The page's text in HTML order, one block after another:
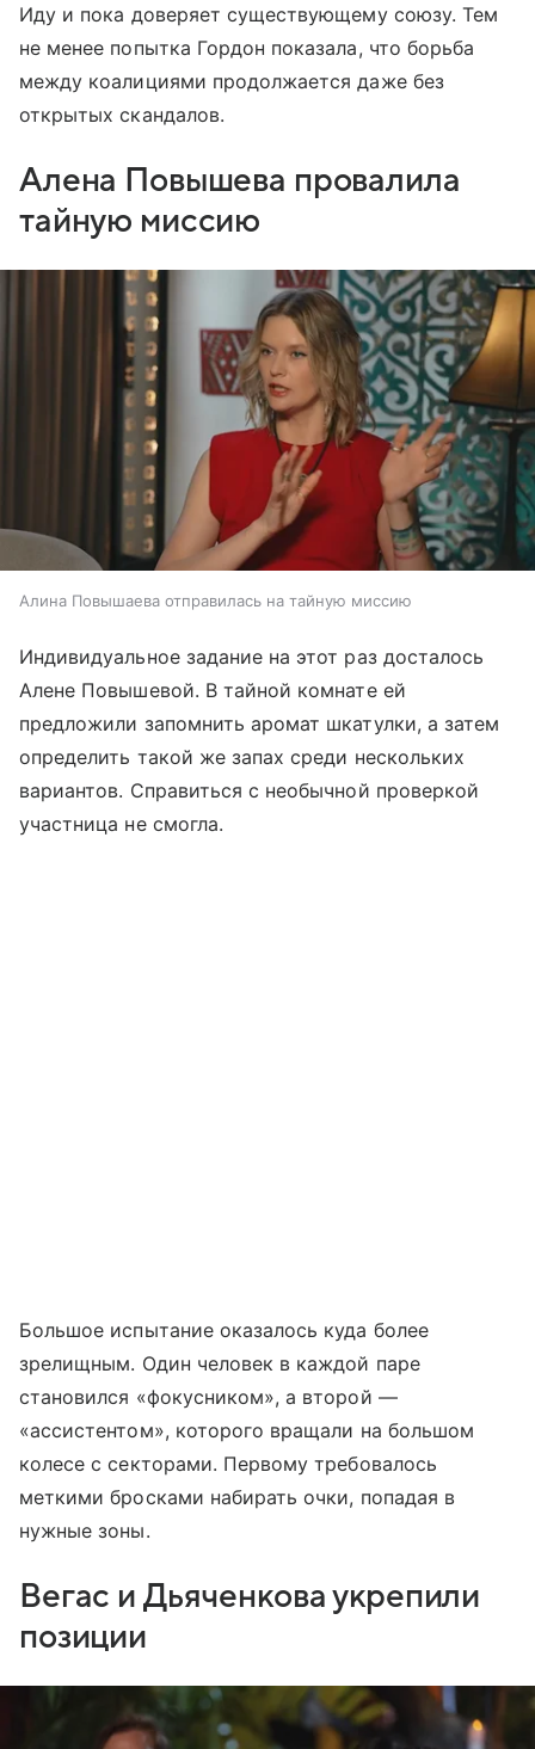
Иду и пока доверяет существующему союзу. Тем
не менее попытка Гордон показала, что борьба
между коалициями продолжается даже без
открытых скандалов.
Алена Повышева провалила
тайную миссию
Алина Повышаева отправилась на тайную миссию
Индивидуальное задание на этот раз досталось
Алене Повышевой. В тайной комнате ей
предложили запомнить аромат шкатулки, а затем
определить такой же запах среди нескольких
вариантов. Справиться с необычной проверкой
участница не смогла.
Большое испытание оказалось куда более
зрелищным. Один человек в каждой паре
становился «фокусником», а второй —
«ассистентом», которого вращали на большом
колесе с секторами. Первому требовалось
меткими бросками набирать очки, попадая в
нужные зоны.
Вегас и Дьяченкова укрепили
позиции